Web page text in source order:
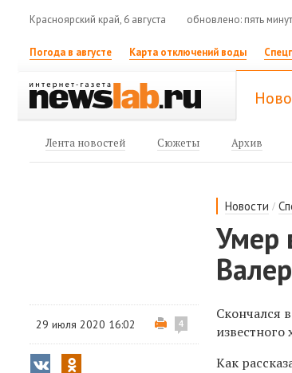
Красноярский край, 6 августа обновлено: пять
Погода в августе Карта отключений воды
Лента новостей Сюжеты Архив
Новости /
Умер
29 июля 2020 16:02 4
Скончался
известного
Как